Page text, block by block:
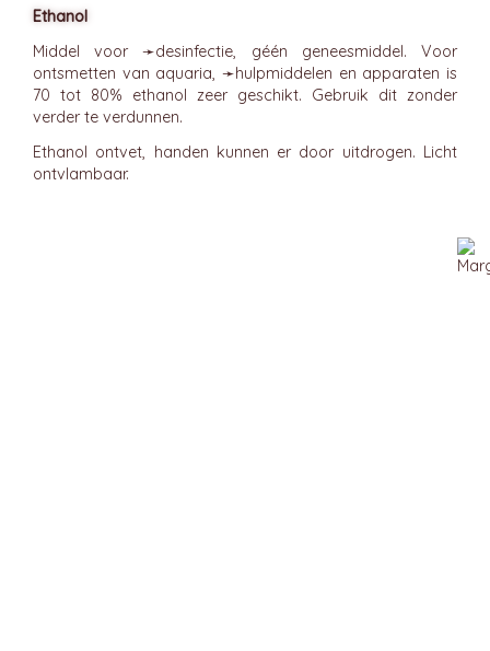
Ethanol
Middel voor ➛desinfectie, géén geneesmiddel. Voor
ontsmetten van aquaria, ➛hulpmiddelen en apparaten is
70 tot 80% ethanol zeer geschikt. Gebruik dit zonder
verder te verdunnen.
Ethanol ontvet, handen kunnen er door uitdrogen. Licht
ontvlambaar.